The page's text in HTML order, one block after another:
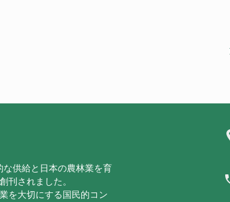
供給と日本の農林業を育
刊されました。
を大切にする国民的コン